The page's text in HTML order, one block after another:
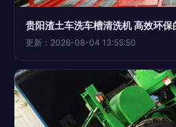
贵阳渣土车洗车槽清洗机 高效环
更新：2026-08-04 13:55:50